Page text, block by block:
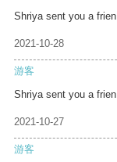
Shriya sent you a frien
2021-10-28
游客
Shriya sent you a frien
2021-10-27
游客